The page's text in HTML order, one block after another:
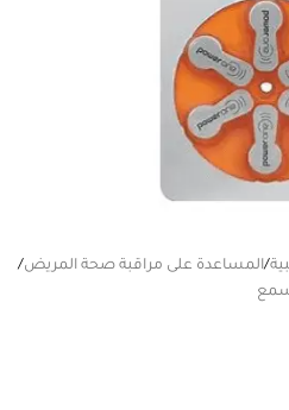
/المساعدة على مراقبة صحة المريض/